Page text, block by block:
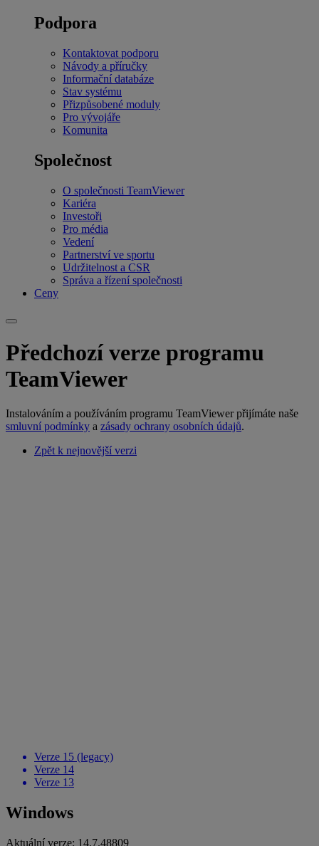
Podpora
Kontaktovat podporu
Návody a příručky
Informační databáze
Stav systému
Přizpůsobené moduly
Pro vývojáře
Komunita
Společnost
O společnosti TeamViewer
Kariéra
Investoři
Pro média
Vedení
Partnerství ve sportu
Udržitelnost a CSR
Správa a řízení společnosti
Ceny
Předchozí verze programu
TeamViewer
Instalováním a používáním programu TeamViewer přijímáte naše
smluvní podmínky a zásady ochrany osobních údajů.
Zpět k nejnovější verzi
Verze 15 (legacy)
Verze 14
Verze 13
Windows
Aktuální verze: 14.7.48809